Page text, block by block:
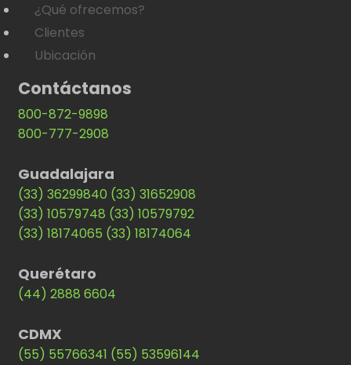
¿Qué ofrecemos?
Clientes
Ubicación
Contáctanos
800-872-9898
800-777-2908
Guadalajara
(33) 36299840 (33) 31652908
(33) 10579748 (33) 10579792
(33) 18174065 (33) 18174064
Querétaro
(44) 2888 6604
CDMX
(55) 55766341 (55) 53596144